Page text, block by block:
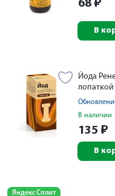
68 ₽
В
Йода
лопаткой
В наличии
135 ₽
В
Яндекс Сплит